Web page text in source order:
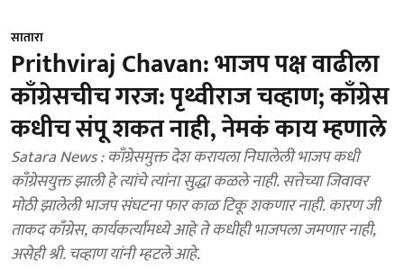
सातारा
Prithviraj Chavan: भाजप पक्ष वाढीला
काँग्रेसचीच गरज: पृथ्वीराज चव्हाण; काँग्रेस
कधीच संपू शकत नाही, नेमकं काय म्हणाले
Satara News : काँग्रेसमुक्त देश करायला निघालेली भाजप कधी
काँग्रेसयुक्त झाली हे त्यांचे त्यांना सुद्धा कळले नाही. सत्तेच्या जिवावर
मोठी झालेली भाजप संघटना फार काळ टिकू शकणार नाही. कारण जी
ताकद काँग्रेस, कार्यकर्त्यांमध्ये आहे ते कधीही भाजपला जमणार नाही,
असेही श्री. चव्हाण यांनी म्हटले आहे.